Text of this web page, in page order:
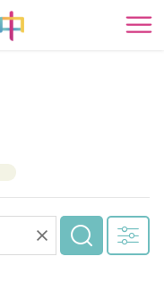
開